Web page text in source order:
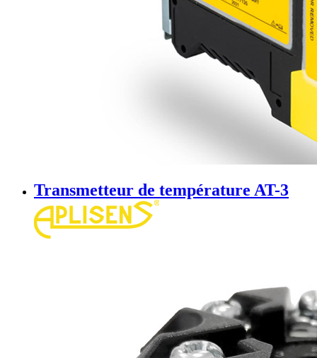
Transmetteur de température AT-3